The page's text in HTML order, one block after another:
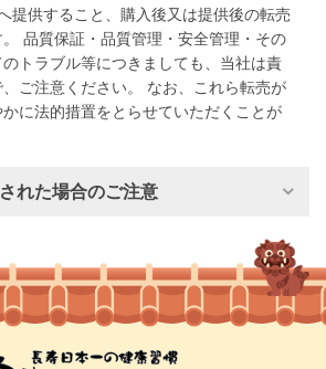
提供すること、購入後又は提供後の転売
品質保証・品質管理・安全管理・その
トラブル等につきましても、当社は責
ご注意ください。 なお、これら転売が
に法的措置をとらせていただくことが
れた場合のご注意